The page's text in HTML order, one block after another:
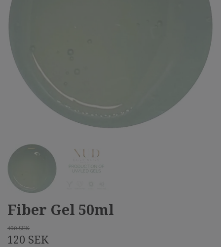
Fiber Gel 50ml
400 SEK
120 SEK